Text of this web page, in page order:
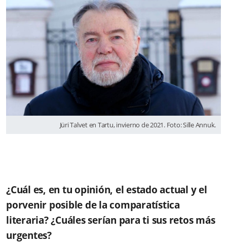
Jüri Talvet en Tartu, invierno de 2021. Foto: Sille Annuk.
¿Cuál es, en tu opinión, el estado actual y el
porvenir posible de la comparatística
literaria? ¿Cuáles serían para ti sus retos más
urgentes?